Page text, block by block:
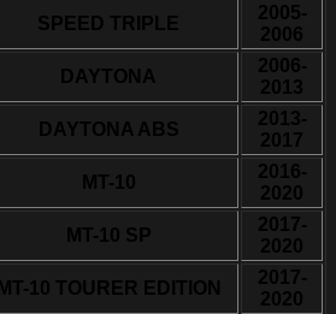
SPEED TRIPLE
2005-
2006
DAYTONA
2006-
2013
DAYTONA ABS
2013-
2017
MT-10
2016-
2020
MT-10 SP
2017-
2020
MT-10 TOURER EDITION
2017-
2020